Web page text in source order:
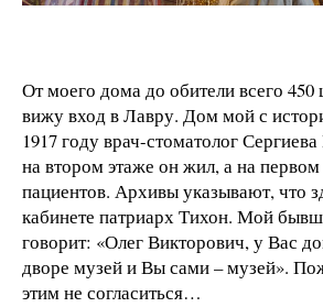
От моего дома до обители всего 450
вижу вход в Лавру. Дом мой с
1917 году врач-стоматолог
на втором этаже он жил, а на
пациентов. Архивы указывают, что
кабинете патриарх Тихон. Мой
говорит: «Олег Викторович, у Вас
дворе музей и Вы сами – музей».
этим не согласиться…